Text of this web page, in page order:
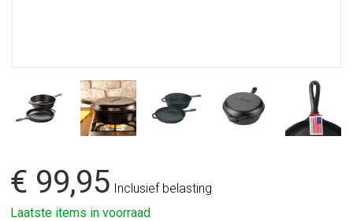
€ 99,95 Inclusief belasting
Laatste items in voorraad